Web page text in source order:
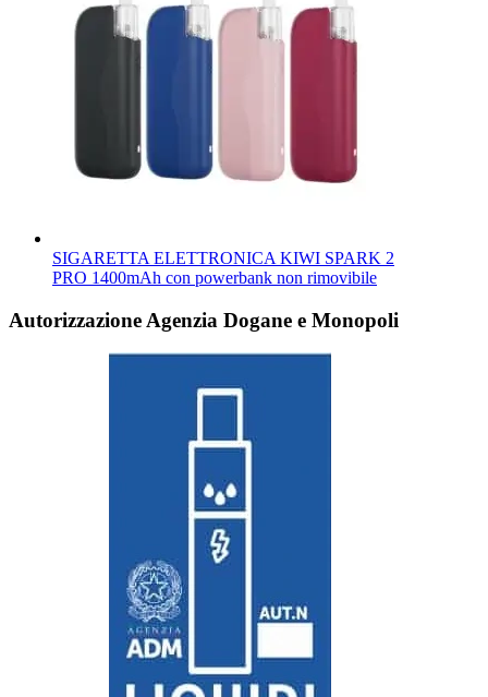
SIGARETTA ELETTRONICA KIWI SPARK 2
PRO 1400mAh con powerbank non rimovibile
Autorizzazione Agenzia Dogane e Monopoli